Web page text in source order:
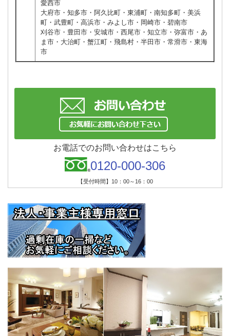
愛西市
大府市・知多市・阿久比町・東浦町・南知多町・美浜
町・武豊町・高浜市・みよし市・岡崎市・碧南市
刈谷市・豊田市・安城市・西尾市・知立市・弥富市・あ
ま市・大治町・蟹江町・飛島村・半田市・常滑市・東海
市
お電話でのお問い合わせはこちら
0120-000-306
【受付時間】10：00～16：00